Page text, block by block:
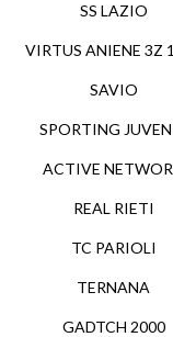
SS LAZIO
VIRTUS ANIENE 3Z
SAVIO
SPORTING
ACTIVE
REAL RIETI
TC PARIOLI
TERNANA
GADTCH 2000